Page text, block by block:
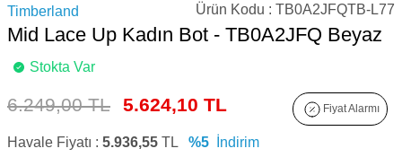
Timberland Ürün Kodu : TB0A2JFQTB-L77
Mid Lace Up Kadın Bot - TB0A2JFQ Beyaz
Stokta Var
6.249,00 TL 5.624,10 TL Fiyat Alarmı
Havale Fiyatı : 5.936,55 TL %5 İndirim